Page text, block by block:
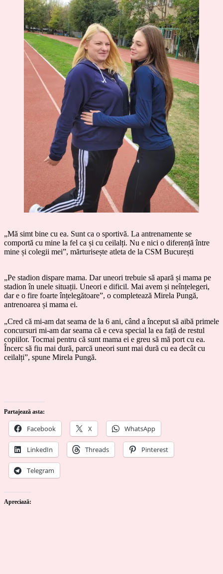
„Mă simt bine cu ea. Sunt ca o sportivă. La antrenamente se
comportă cu mine la fel ca și cu ceilalți. Nu e nici o diferență între
mine și colegii mei”, mărturisește atleta de la CSM București
„Pe stadion dispare mama. Dar uneori trebuie să apară și mama pe
stadion în unele situații. Uneori e dificil. Mai avem și neînțelegeri,
dar e o fire foarte înțelegătoare”, o completează Mirela Pungă,
antrenoarea și mama ei.
„Cred că mi-am dat seama de la 6 ani, când a început să aibă primele
concursuri mi-am dar seama că e ceva special la ea față de restul
copiilor. Tocmai pentru că sunt mama ei e greu să mă port cu ea.
Încerc să fiu mai dură, parcă uneori sunt mai dură cu ea decât cu
ceilalți”, spune Mirela Pungă.
Partajează asta:
Facebook X WhatsApp
LinkedIn Threads Pinterest
Telegram
Apreciază: